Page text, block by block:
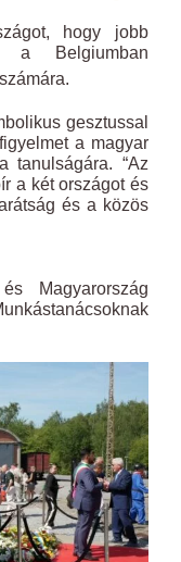
hogy jobb
a Belgiumban
gesztussal
a magyar
tanulságára. “Az
a két országot és
és a közös
Magyarország